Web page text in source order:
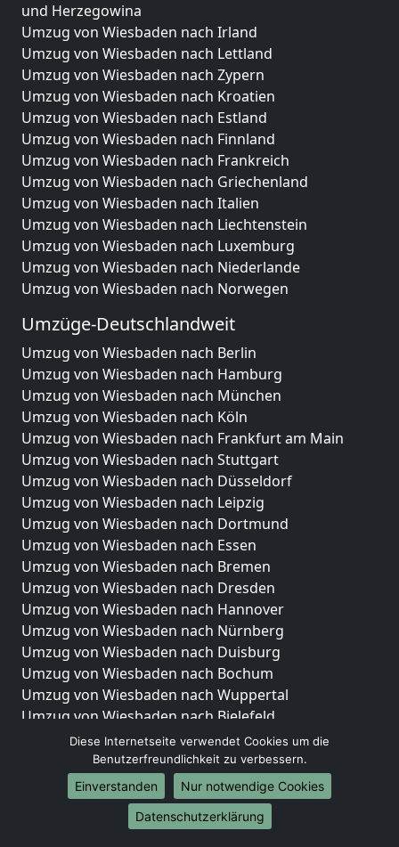
und Herzegowina
Umzug von Wiesbaden nach Irland
Umzug von Wiesbaden nach Lettland
Umzug von Wiesbaden nach Zypern
Umzug von Wiesbaden nach Kroatien
Umzug von Wiesbaden nach Estland
Umzug von Wiesbaden nach Finnland
Umzug von Wiesbaden nach Frankreich
Umzug von Wiesbaden nach Griechenland
Umzug von Wiesbaden nach Italien
Umzug von Wiesbaden nach Liechtenstein
Umzug von Wiesbaden nach Luxemburg
Umzug von Wiesbaden nach Niederlande
Umzug von Wiesbaden nach Norwegen
Umzüge-Deutschlandweit
Umzug von Wiesbaden nach Berlin
Umzug von Wiesbaden nach Hamburg
Umzug von Wiesbaden nach München
Umzug von Wiesbaden nach Köln
Umzug von Wiesbaden nach Frankfurt am Main
Umzug von Wiesbaden nach Stuttgart
Umzug von Wiesbaden nach Düsseldorf
Umzug von Wiesbaden nach Leipzig
Umzug von Wiesbaden nach Dortmund
Umzug von Wiesbaden nach Essen
Umzug von Wiesbaden nach Bremen
Umzug von Wiesbaden nach Dresden
Umzug von Wiesbaden nach Hannover
Umzug von Wiesbaden nach Nürnberg
Umzug von Wiesbaden nach Duisburg
Umzug von Wiesbaden nach Bochum
Umzug von Wiesbaden nach Wuppertal
Umzug von Wiesbaden nach Bielefeld
Umzug von Wiesbaden nach Bonn
Umzug von Wiesbaden nach Münster
Internationale-Umzüge
Umzug von Wiesbaden nach Brasilien
Diese Internetseite verwendet Cookies um die
Benutzerfreundlichkeit zu verbessern.
Einverstanden
Nur notwendige Cookies
Datenschutzerklärung